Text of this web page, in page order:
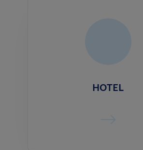
HOTEL